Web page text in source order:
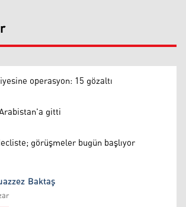
operasyon: 15 gözaltı
gitti
görüşmeler bugün başlıyor
Baktaş